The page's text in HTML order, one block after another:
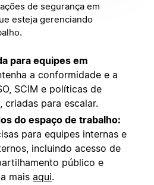
de segurança em
esteja gerenciando
para equipes em
a conformidade e a
SCIM e políticas de
criadas para escalar.
do espaço de trabalho:
para equipes internas e
incluindo acesso de
público e
mais aqui.